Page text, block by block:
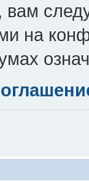
вам
на